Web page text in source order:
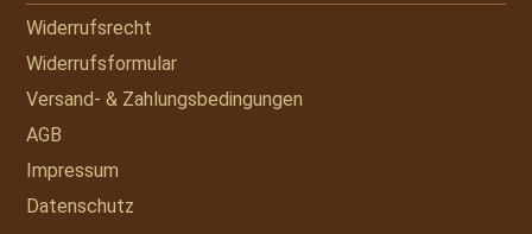
Widerrufsrecht
Widerrufsformular
Versand- & Zahlungsbedingungen
AGB
Impressum
Datenschutz